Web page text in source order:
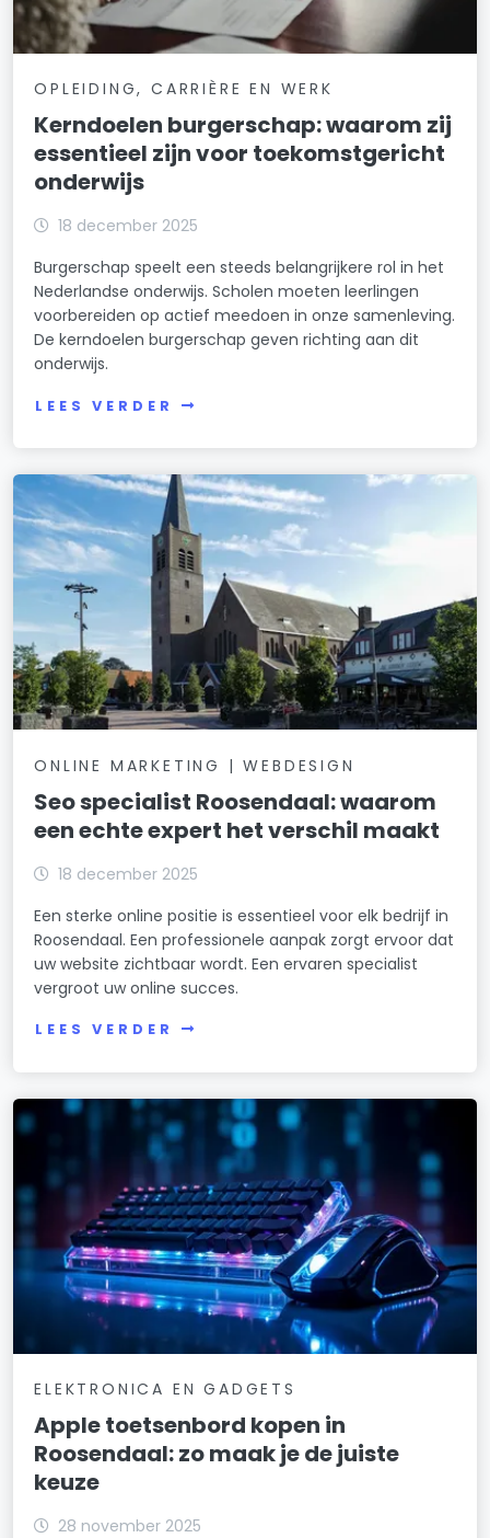
OPLEIDING, CARRIÈRE EN WERK
Kerndoelen burgerschap: waarom zij
essentieel zijn voor toekomstgericht
onderwijs
18 december 2025
Burgerschap speelt een steeds belangrijkere rol in het
Nederlandse onderwijs. Scholen moeten leerlingen
voorbereiden op actief meedoen in onze samenleving.
De kerndoelen burgerschap geven richting aan dit
onderwijs.
LEES VERDER
ONLINE MARKETING | WEBDESIGN
Seo specialist Roosendaal: waarom
een echte expert het verschil maakt
18 december 2025
Een sterke online positie is essentieel voor elk bedrijf in
Roosendaal. Een professionele aanpak zorgt ervoor dat
uw website zichtbaar wordt. Een ervaren specialist
vergroot uw online succes.
LEES VERDER
ELEKTRONICA EN GADGETS
Apple toetsenbord kopen in
Roosendaal: zo maak je de juiste
keuze
28 november 2025